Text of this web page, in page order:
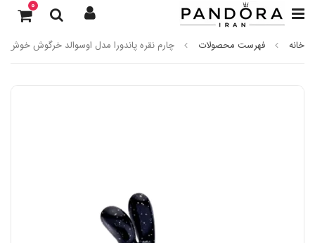
0
خانه فهرست محصولات چارم نقره پاندورا مدل اوسوالد خرگوش